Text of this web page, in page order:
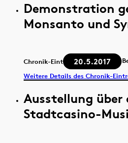
Demonstration
Monsanto und
Chronik-Eintrag 20.5.2017
Weitere Details des Chronik-
Ausstellung über
Stadtcasino-